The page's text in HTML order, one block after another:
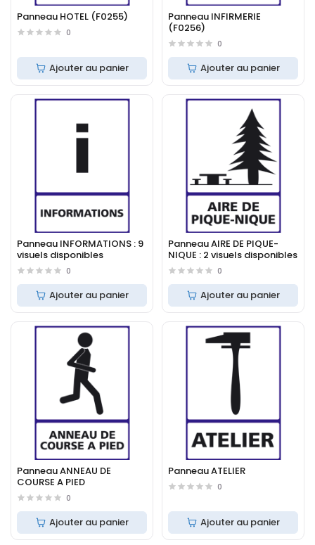
Panneau HOTEL (F0255)
0
Ajouter au panier
Panneau INFIRMERIE
(F0256)
0
Ajouter au panier
Panneau INFORMATIONS : 9
visuels disponibles
0
Ajouter au panier
Panneau AIRE DE PIQUE-
NIQUE : 2 visuels disponibles
0
Ajouter au panier
Panneau ANNEAU DE
COURSE A PIED
0
Ajouter au panier
Panneau ATELIER
0
Ajouter au panier